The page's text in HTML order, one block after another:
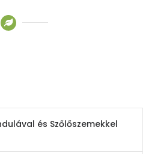
és Szőlőszemekkel